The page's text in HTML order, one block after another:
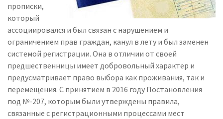
прописки,
который
ассоциировался и был связан с нарушением и
ограничением прав граждан, канул в лету и был заменен
системой регистрации. Она в отличии от своей
предшественницы имеет добровольный характер и
предусматривает право выбора как проживания, так и
перемещения. С принятием в 2016 году Постановления
под №-207, которым были утверждены правила,
связанные с регистрационными процессами мест